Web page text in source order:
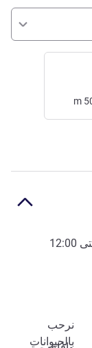
m
12:00
نرحب
بالحيوانات